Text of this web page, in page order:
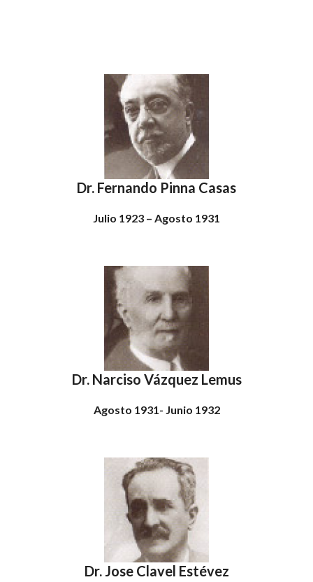
Dr. Fernando Pinna Casas
Julio 1923 – Agosto 1931
Dr. Narciso Vázquez Lemus
Agosto 1931- Junio 1932
Dr. Jose Clavel Estévez